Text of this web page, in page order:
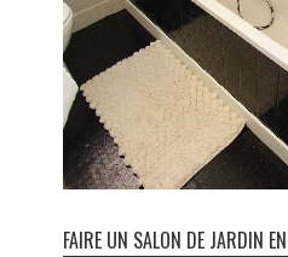
FAIRE UN SALON DE JARDIN